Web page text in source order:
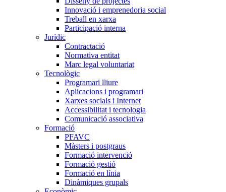
Innovació i emprenedoria social
Treball en xarxa
Participació interna
Jurídic
Contractació
Normativa entitat
Marc legal voluntariat
Tecnològic
Programari lliure
Aplicacions i programari
Xarxes socials i Internet
Accessibilitat i tecnologia
Comunicació associativa
Formació
PFAVC
Màsters i postgraus
Formació intervenció
Formació gestió
Formació en línia
Dinàmiques grupals